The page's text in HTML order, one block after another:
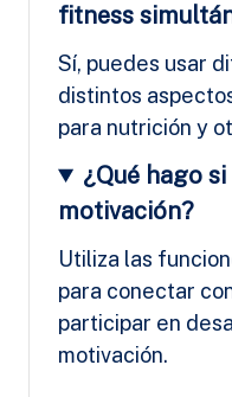
fitness
Sí, puedes usar
distintos
para nutrición y
¿Qué hago
motivación?
Utiliza las
para conectar
participar en
motivación.